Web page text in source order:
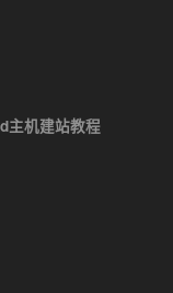
主机建站教程